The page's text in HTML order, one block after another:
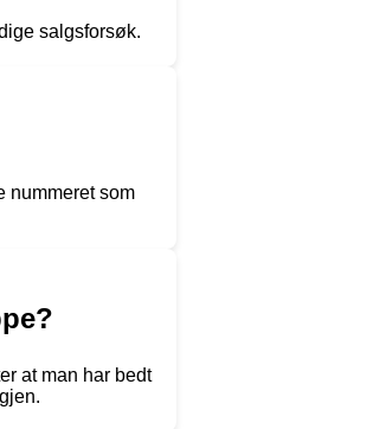
salgsforsøk.
nummeret som
at man har bedt